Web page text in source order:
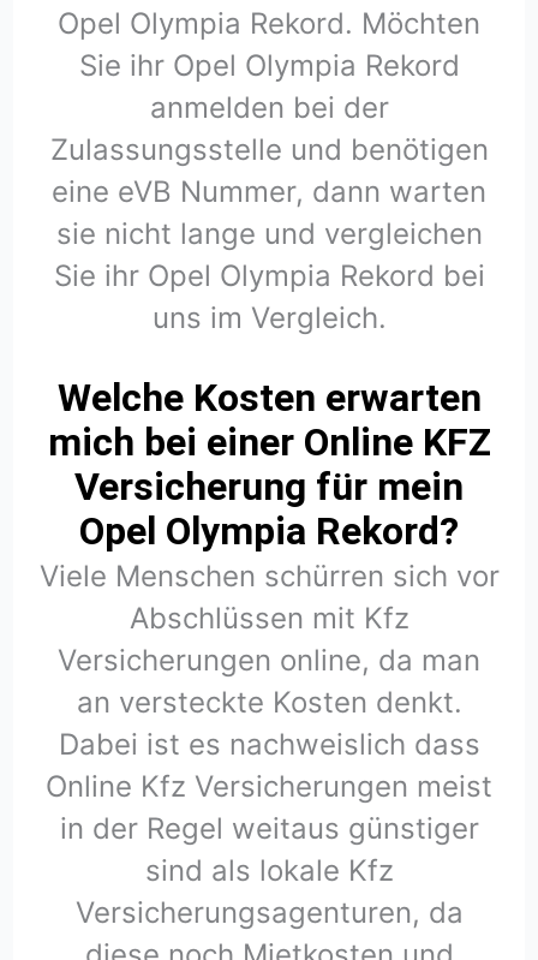
Opel Olympia Rekord. Möchten
Sie ihr Opel Olympia Rekord
anmelden bei der
Zulassungsstelle und benötigen
eine eVB Nummer, dann warten
sie nicht lange und vergleichen
Sie ihr Opel Olympia Rekord bei
uns im Vergleich.
Welche Kosten erwarten
mich bei einer Online KFZ
Versicherung für mein
Opel Olympia Rekord?
Viele Menschen schürren sich vor
Abschlüssen mit Kfz
Versicherungen online, da man
an versteckte Kosten denkt.
Dabei ist es nachweislich dass
Online Kfz Versicherungen meist
in der Regel weitaus günstiger
sind als lokale Kfz
Versicherungsagenturen, da